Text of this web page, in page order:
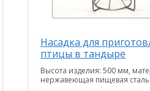
Насадка для
птицы в тандыре
Высота изделия: 500 мм,
нержавеющая пищевая сталь.